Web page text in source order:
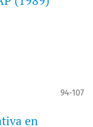
94-107
en